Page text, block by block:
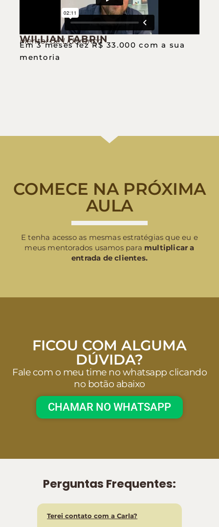
WILLIAN FABRIN
Mentor de Liderança
Em 3 meses fez R$ 33.000 com a sua
mentoria
COMECE NA PRÓXIMA
AULA
E tenha acesso as mesmas estratégias que eu e
meus mentorados usamos para multiplicar a
entrada de clientes.
FICOU COM ALGUMA
DÚVIDA?
Fale com o meu time no whatsapp clicando
no botão abaixo
CHAMAR NO WHATSAPP
Perguntas Frequentes:
Terei contato com a Carla?